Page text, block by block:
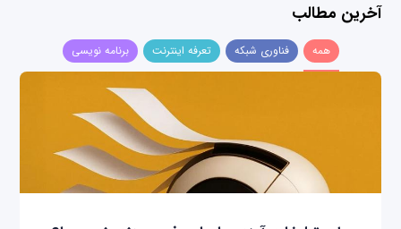
آخرین مطالب
همه فناوری شبکه تعرفه اینترنت برنامه نویسی